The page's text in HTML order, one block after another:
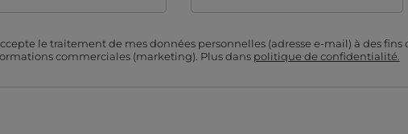
le traitement de mes données personnelles (adresse e-mail) à des
commerciales (marketing). Plus dans politique de confidentialité.